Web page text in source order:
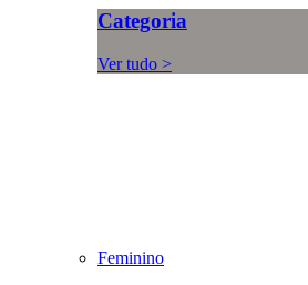
Categoria
Ver tudo >
Feminino